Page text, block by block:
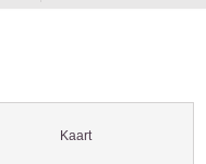
Kaart